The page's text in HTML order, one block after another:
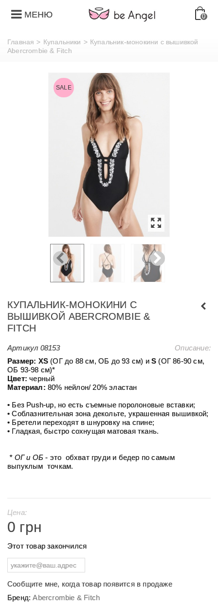
МЕНЮ 0
Главная > Купальники > Купальник-монокини с вышивкой
Abercrombie & Fitch
SALE
КУПАЛЬНИК-МОНОКИНИ С
ВЫШИВКОЙ ABERCROMBIE &
FITCH
Артикул 08153
Описание:
Размер: ХS (ОГ до 88 см, ОБ до 93 см) и S (ОГ 86-90 см,
ОБ 93-98 см)*
Цвет: черный
Материал: 80% нейлон/ 20% эластан
• Без Push-up, но есть съемные поролоновые вставки;
• Соблазнительная зона декольте, украшенная вышивкой;
• Бретели переходят в шнуровку на спине;
• Гладкая, быстро сохнущая матовая ткань.
* ОГ и ОБ - это обхват груди и бедер по самым
выпуклым точкам.
Цена:
0 грн
Этот товар закончился
Сообщите мне, когда товар появится в продаже
Бренд:Abercrombie & Fitch